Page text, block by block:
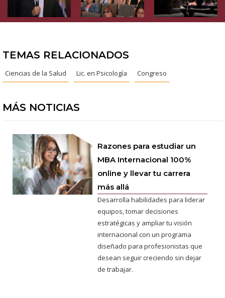
TEMAS RELACIONADOS
Ciencias de la Salud Lic. en Psicología Congreso
MÁS NOTICIAS
Razones para estudiar un
MBA Internacional 100%
online y llevar tu carrera
más allá
Desarrolla habilidades para liderar
equipos, tomar decisiones
estratégicas y ampliar tu visión
internacional con un programa
diseñado para profesionistas que
desean seguir creciendo sin dejar
de trabajar.